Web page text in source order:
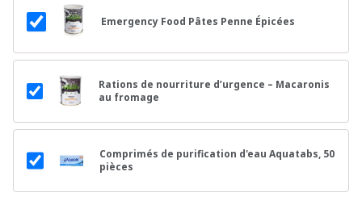
Emergency Food Pâtes Penne Épicées
Rations de nourriture d’urgence – Macaronis
au fromage
Comprimés de purification d'eau Aquatabs, 50
pièces